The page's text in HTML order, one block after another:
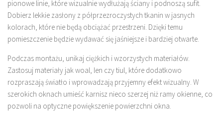
pionowe linie, które wizualnie wydłużają ściany i podnoszą sufit.
Dobierz lekkie zasłony z półprzezroczystych tkanin w jasnych
kolorach, które nie będą obciążać przestrzeni. Dzięki temu
pomieszczenie będzie wydawać się jaśniejsze i bardziej otwarte.
Podczas montażu, unikaj ciężkich i wzorzystych materiałów.
Zastosuj materiały jak woal, len czy tiul, które dodatkowo
rozpraszają światło i wprowadzają przyjemny efekt wizualny. W
szerokich oknach umieść karnisz nieco szerzej niż ramy okienne, co
pozwoli na optyczne powiększenie powierzchni okna.